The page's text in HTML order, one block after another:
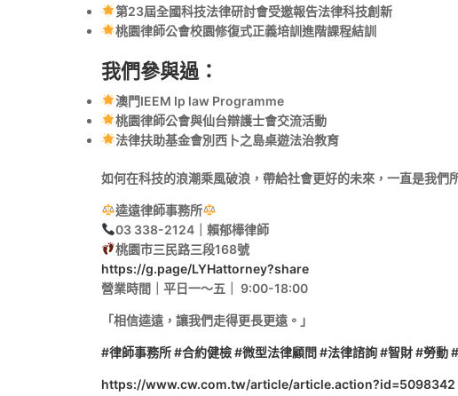
第23屆全國科技法律研討會受邀報告法律科技創新
桃園律師公會校園修復式正義培訓進階課程結訓
我們參與過：
澳門IEEM Ip law Programme
桃園律師公會與仙台辯護士會交流活動
法律扶助基金會別西卜之島桌遊法治教育
如何在科技的浪潮乘風破浪，帶給社會更好的未來，一直是我們
逵遠律師事務所
03 338-2124｜賴郁樺律師
桃園市三民路三段168號
https://g.page/LYHattorney?share
營業時間｜平日一～五｜ 9:00-18:00
「相信逵遠，讓我們走得更長更遠。」
#律師事務所#合約健檢#微型法律顧問#法律諮詢#智財#勞動
https://www.cw.com.tw/article/article.action?id=5098342